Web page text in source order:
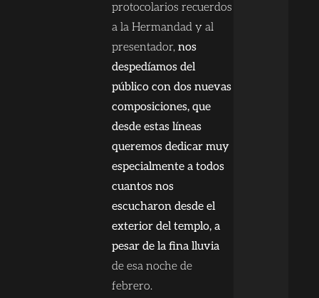
protocolarios recuerdos
a la Hermandad y al
presentador, nos
despedíamos del
público con dos nuevas
composiciones, que
desde estas líneas
queremos dedicar muy
especialmente a todos
cuantos nos
escucharon desde el
exterior del templo, a
pesar de la fina lluvia
de esa noche de
febrero.